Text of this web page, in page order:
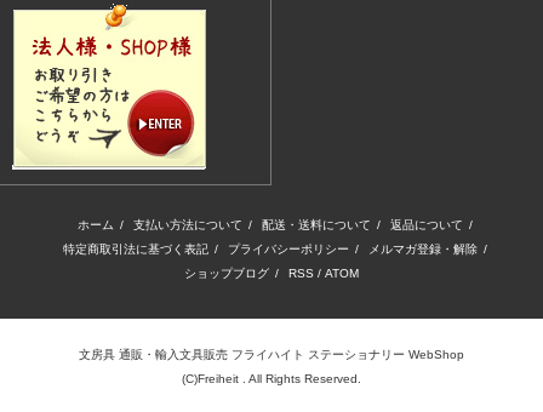
ホーム / 支払い方法について / 配送・送料について / 返品について /
特定商取引法に基づく表記 / プライバシーポリシー / メルマガ登録・解除 /
ショップブログ / RSS / ATOM
文房具 通販・輸入文具販売 フライハイト ステーショナリー WebShop
(C)Freiheit . All Rights Reserved.